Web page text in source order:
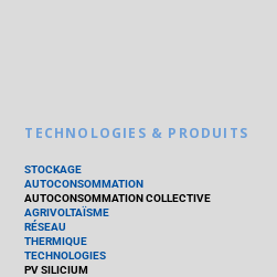
TECHNOLOGIES & PRODUITS
STOCKAGE
AUTOCONSOMMATION
AUTOCONSOMMATION COLLECTIVE
AGRIVOLTAÏSME
RÉSEAU
THERMIQUE
TECHNOLOGIES
PV SILICIUM